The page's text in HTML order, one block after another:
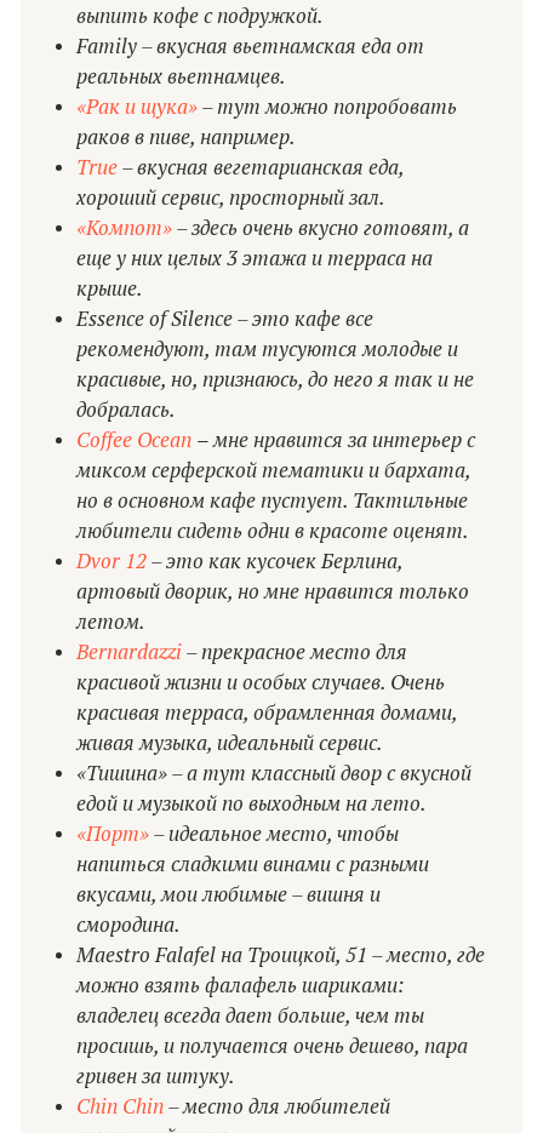
выпить кофе с подружкой.
Family – вкусная вьетнамская еда от
реальных вьетнамцев.
«Рак и щука»– тут можно попробовать
раков в пиве, например.
True– вкусная вегетарианская еда,
хороший сервис, просторный зал.
«Компот»– здесь очень вкусно готовят, а
еще у них целых 3 этажа и терраса на
крыше.
Essence of Silence – это кафе все
рекомендуют, там тусуются молодые и
красивые, но, признаюсь, до него я так и не
добралась.
Coffee Ocean –мне нравится за интерьер с
миксом серферской тематики и бархата,
но в основном кафе пустует. Тактильные
любители сидеть одни в красоте оценят.
Dvor 12– это как кусочек Берлина,
артовый дворик, но мне нравится только
летом.
Bernardazzi– прекрасное место для
красивой жизни и особых случаев. Очень
красивая терраса, обрамленная домами,
живая музыка, идеальный сервис.
«Тишина» – а тут классный двор с вкусной
едой и музыкой по выходным на лето.
«Порт»– идеальное место, чтобы
напиться сладкими винами с разными
вкусами, мои любимые – вишня и
смородина.
Maestro Falafel на Троицкой, 51 – место, где
можно взять фалафель шариками:
владелец всегда дает больше, чем ты
просишь, и получается очень дешево, пара
гривен за штуку.
Chin Chin– место для любителей